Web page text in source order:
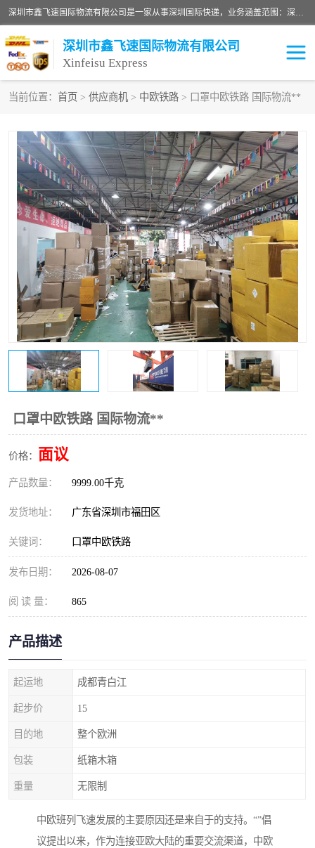
深圳市鑫飞速国际物流有限公司是一家从事深圳国际快递，业务涵盖范围：深圳DHL国际快递、深圳国际快递公司、深圳国际物流公司、深圳国际快递、深圳DHL国际快递电话可拨打全国服务热线：15019287411。欢迎各位亲来人来电到我司洽谈合作。
深圳市鑫飞速国际物流有限公司
Xinfeisu Express
当前位置： 首页 > 供应商机 > 中欧铁路 > 口罩中欧铁路 国际物流**
口罩中欧铁路 国际物流**
价格： 面议
产品数量： 9999.00千克
发货地址： 广东省深圳市福田区
关键词： 口罩中欧铁路
发布日期： 2026-08-07
阅 读 量： 865
产品描述
起运地 成都青白江
起步价 15
目的地 整个欧洲
包装 纸箱木箱
重量 无限制
中欧班列飞速发展的主要原因还是来自于的支持。“”倡
议提出以来，作为连接亚欧大陆的重要交流渠道，中欧
俄罗斯快递 巴西快递
深圳DHL国际快递 伊朗快递
UPS国际快递 深圳国际快递公司
深圳国际物流公司 深圳国际快递电话
DHL国际快递电话 深圳国际快递
新能源电池出口物流